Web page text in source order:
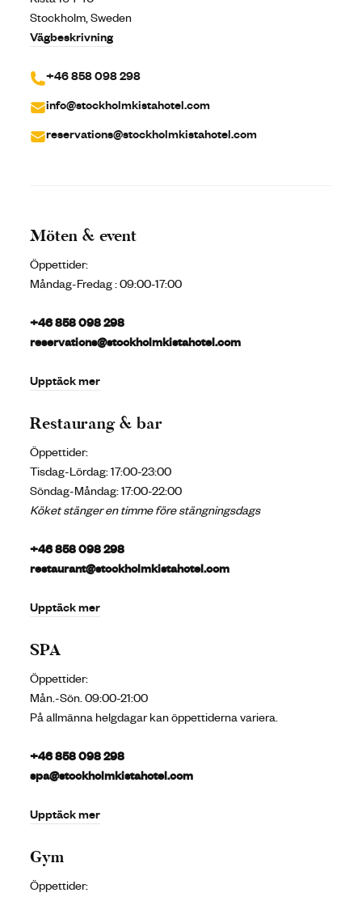
Stockholm, Sweden
Vägbeskrivning
+46 858 098 298
info@stockholmkistahotel.com
reservations@stockholmkistahotel.com
Möten & event
Öppettider:
Måndag-Fredag :09:00-17:00
+46 858 098 298
reservations@stockholmkistahotel.com
Upptäck mer
Restaurang & bar
Öppettider:
Tisdag-Lördag: 17:00-23:00
Söndag-Måndag: 17:00-22:00
Köket stänger en timme före stängningsdags
+46 858 098 298
restaurant@stockholmkistahotel.com
Upptäck mer
SPA
Öppettider:
Mån.-Sön. 09:00-21:00
På allmänna helgdagar kan öppettiderna variera.
+46 858 098 298
spa@stockholmkistahotel.com
Upptäck mer
Gym
Öppettider: